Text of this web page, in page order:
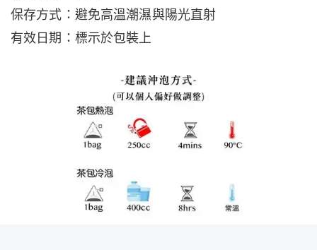
保存方式：避免高溫潮濕與陽光直射
有效日期：標示於包裝上